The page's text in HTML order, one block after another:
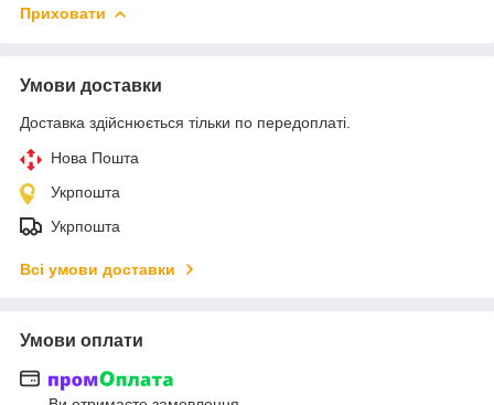
Приховати
Умови доставки
Доставка здійснюється тільки по передоплаті.
Нова Пошта
Укрпошта
Укрпошта
Всі умови доставки
Умови оплати